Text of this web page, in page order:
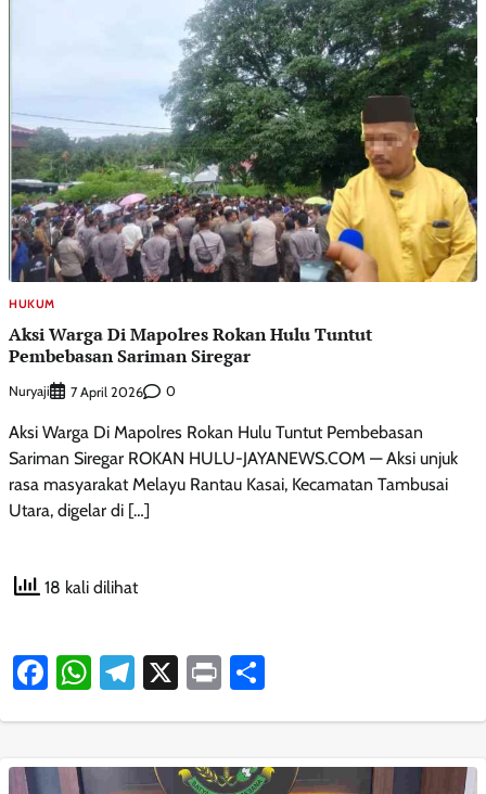
HUKUM
Aksi Warga Di Mapolres Rokan Hulu Tuntut
Pembebasan Sariman Siregar
Nuryaji 7 April 2026 0
Aksi Warga Di Mapolres Rokan Hulu Tuntut Pembebasan
Sariman Siregar ROKAN HULU-JAYANEWS.COM — Aksi unjuk
rasa masyarakat Melayu Rantau Kasai, Kecamatan Tambusai
Utara, digelar di […]
18 kali dilihat
Facebook
WhatsApp
Telegram
X Print